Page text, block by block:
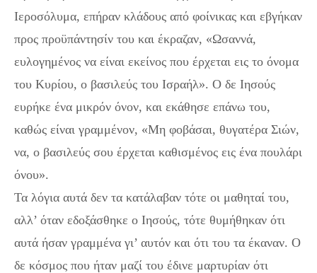
Ιεροσόλυμα, επήραν κλάδους από φοίνικας και εβγήκαν
προς προϋπάντησίν του και έκραζαν, «Ωσαννά,
ευλογημένος να είναι εκείνος που έρχεται εις το όνομα
του Κυρίου, ο βασιλεύς του Ισραήλ». Ο δε Ιησούς
ευρήκε ένα μικρόν όνον, και εκάθησε επάνω του,
καθώς είναι γραμμένον, «Μη φοβάσαι, θυγατέρα Σιών,
να, ο βασιλεύς σου έρχεται καθισμένος εις ένα πουλάρι
όνου».
Τα λόγια αυτά δεν τα κατάλαβαν τότε οι μαθηταί του,
αλλ’ όταν εδοξάσθηκε ο Ιησούς, τότε θυμήθηκαν ότι
αυτά ήσαν γραμμένα γι’ αυτόν και ότι του τα έκαναν. Ο
δε κόσμος που ήταν μαζί του έδινε μαρτυρίαν ότι